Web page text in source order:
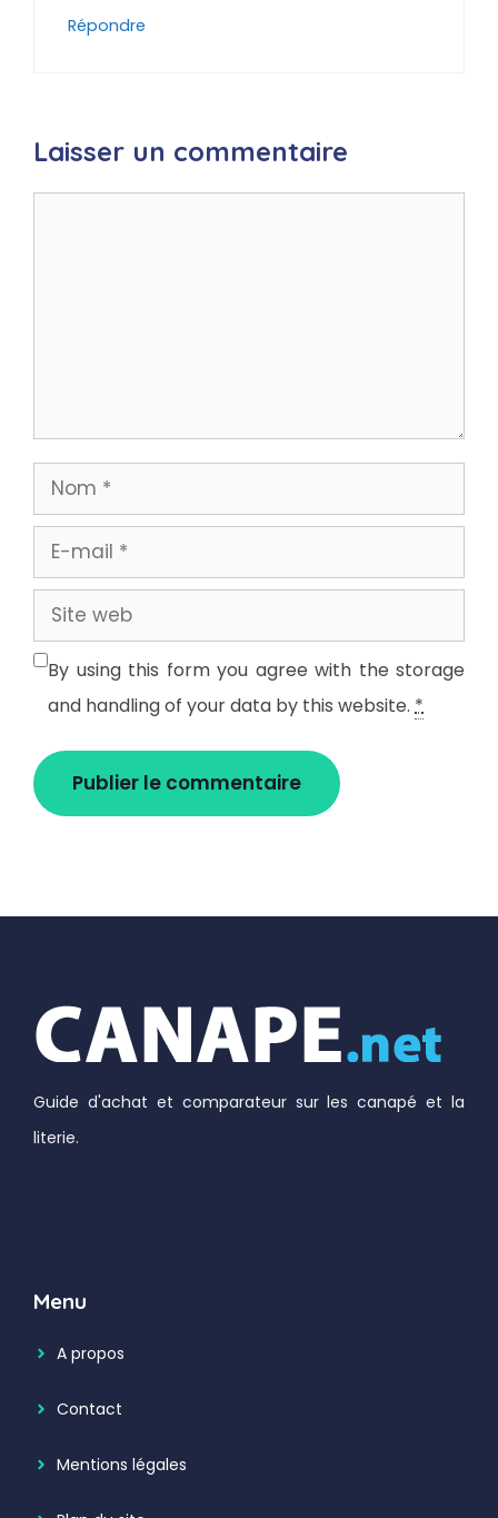
Répondre
Laisser un commentaire
Nom
mail
Site
web
By using this form you agree with the storage
and handling of your data by this website. *
Guide d'achat et comparateur sur les canapé et la
literie.
Menu
A propos
Contact
Mentions légales